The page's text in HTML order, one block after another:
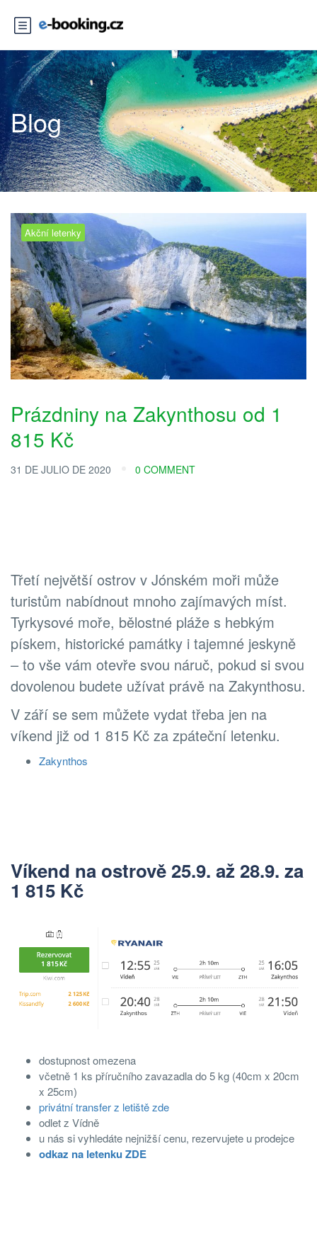
Blog
Akční letenky
Prázdniny na Zakynthosu od 1
815 Kč
31 DE JULIO DE 2020 0 COMMENT
Třetí největší ostrov v Jónském moři může
turistům nabídnout mnoho zajímavých míst.
Tyrkysové moře, bělostné pláže s hebkým
pískem, historické památky i tajemné jeskyně
– to vše vám otevře svou náruč, pokud si svou
dovolenou budete užívat právě na Zakynthosu.
V září se sem můžete vydat třeba jen na
víkend již od 1 815 Kč za zpáteční letenku.
Zakynthos
Víkend na ostrově 25.9. až 28.9. za
1 815 Kč
dostupnost omezena
včetně 1 ks příručního zavazadla do 5 kg (40cm x 20cm
x 25cm)
privátní transfer z letiště zde
odlet z Vídně
u nás si vyhledáte nejnižší cenu, rezervujete u prodejce
odkaz na letenku ZDE